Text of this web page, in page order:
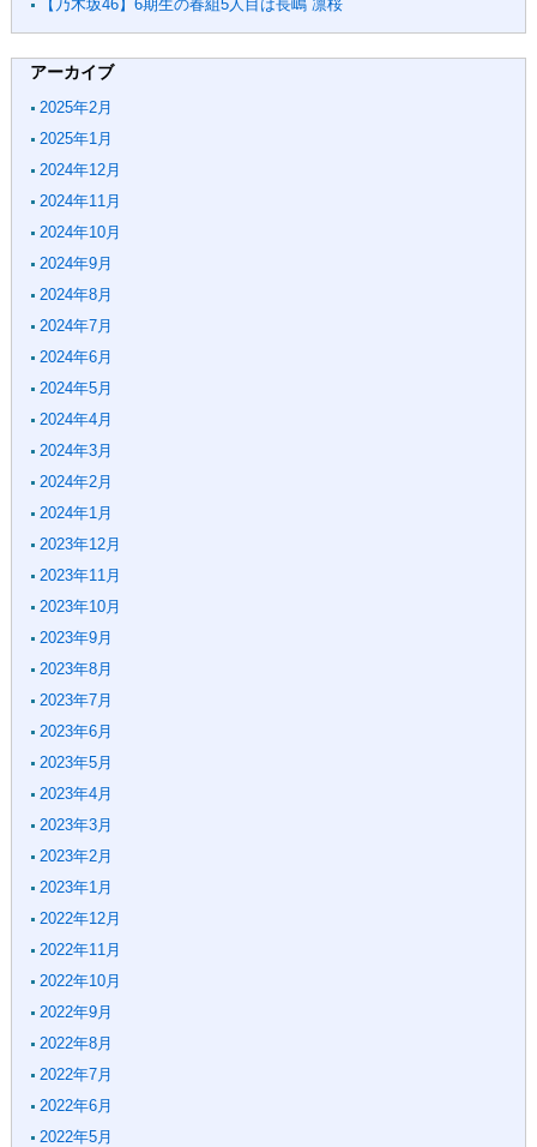
【乃木坂46】6期生の春組5人目は長嶋 凛桜
アーカイブ
2025年2月
2025年1月
2024年12月
2024年11月
2024年10月
2024年9月
2024年8月
2024年7月
2024年6月
2024年5月
2024年4月
2024年3月
2024年2月
2024年1月
2023年12月
2023年11月
2023年10月
2023年9月
2023年8月
2023年7月
2023年6月
2023年5月
2023年4月
2023年3月
2023年2月
2023年1月
2022年12月
2022年11月
2022年10月
2022年9月
2022年8月
2022年7月
2022年6月
2022年5月